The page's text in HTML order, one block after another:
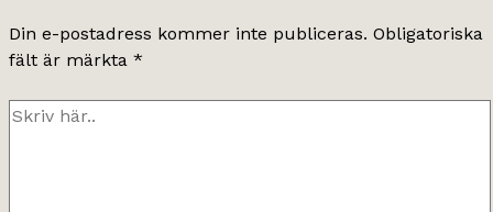
Din e-postadress kommer inte publiceras. Obligatoriska
fält är märkta *
Skriv